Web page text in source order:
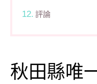
評論
秋田縣唯